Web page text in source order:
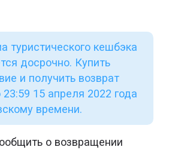
туристического кешбэка
досрочно. Купить
и получить возврат
15 апреля 2022 года
времени.
о возвращении